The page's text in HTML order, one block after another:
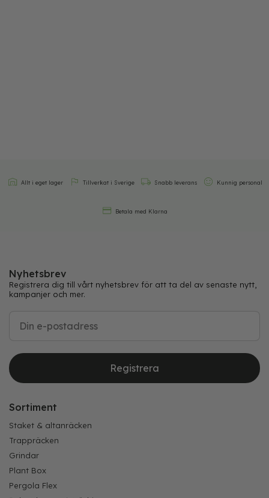
Allt i eget lager Tillverkat i Sverige Snabb leverans Kunnig personal
Betala med Klarna
Nyhetsbrev
Registrera dig till vårt nyhetsbrev för att ta del av senaste nytt,
kampanjer och mer.
Registrera
Sortiment
Staket & altanräcken
Trappräcken
Grindar
Plant Box
Pergola Flex